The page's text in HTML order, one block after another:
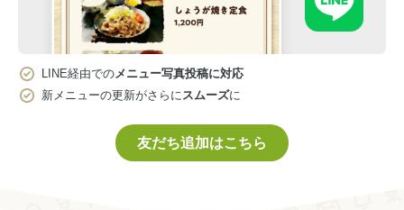
LINE経由でのメニュー写真投稿に対応
新メニューの更新がさらにスムーズに
友だち追加はこちら